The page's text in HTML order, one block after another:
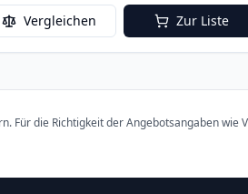
Vergleichen Zur Liste
Für die Richtigkeit der Angebotsangaben wie